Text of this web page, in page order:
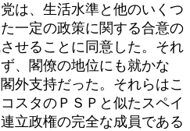
は、生活水準と他のいくつ
一定の政策に関する合意の
せることに同意した。それ
、閣僚の地位にも就かな
外支持だった。それらはこ
スタのＰＳＰと似たスペイ
立政権の完全な成員である